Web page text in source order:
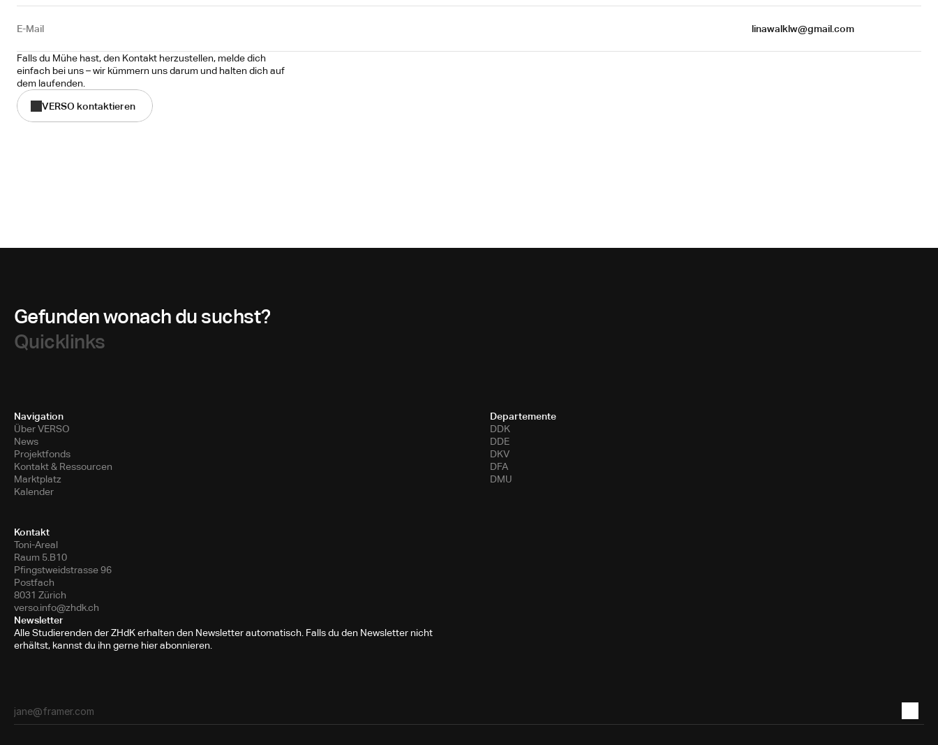
E-Mail linawalklw@gmail.com
Falls du Mühe hast, den Kontakt herzustellen, melde dich
einfach bei uns – wir kümmern uns darum und halten dich auf
dem laufenden.
VERSO kontaktieren
Gefunden wonach du suchst?
Quicklinks
Navigation
Über VERSO
News
Projektfonds
Kontakt & Ressourcen
Marktplatz
Kalender
Departemente
DDK
DDE
DKV
DFA
DMU
Kontakt
Toni-Areal
Raum 5.B10
Pfingstweidstrasse 96
Postfach
8031 Zürich
verso.info@zhdk.ch
Newsletter
Alle Studierenden der ZHdK erhalten den Newsletter automatisch. Falls du den Newsletter nicht
erhältst, kannst du ihn gerne hier abonnieren.